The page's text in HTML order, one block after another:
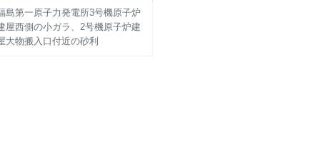
島第一原子力発電所3号機原子炉
屋西側の小ガラ、2号機原子炉建
大物搬入口付近の砂利